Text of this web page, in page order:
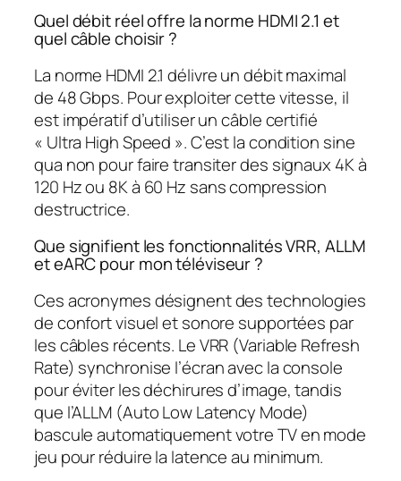
Quel débit réel offre la norme HDMI 2.1 et
quel câble choisir ?
La norme HDMI 2.1 délivre un débit maximal
de 48 Gbps. Pour exploiter cette vitesse, il
est impératif d’utiliser un câble certifié
« Ultra High Speed ». C’est la condition sine
qua non pour faire transiter des signaux 4K à
120 Hz ou 8K à 60 Hz sans compression
destructrice.
Que signifient les fonctionnalités VRR, ALLM
et eARC pour mon téléviseur ?
Ces acronymes désignent des technologies
de confort visuel et sonore supportées par
les câbles récents. Le VRR (Variable Refresh
Rate) synchronise l’écran avec la console
pour éviter les déchirures d’image, tandis
que l’ALLM (Auto Low Latency Mode)
bascule automatiquement votre TV en mode
jeu pour réduire la latence au minimum.